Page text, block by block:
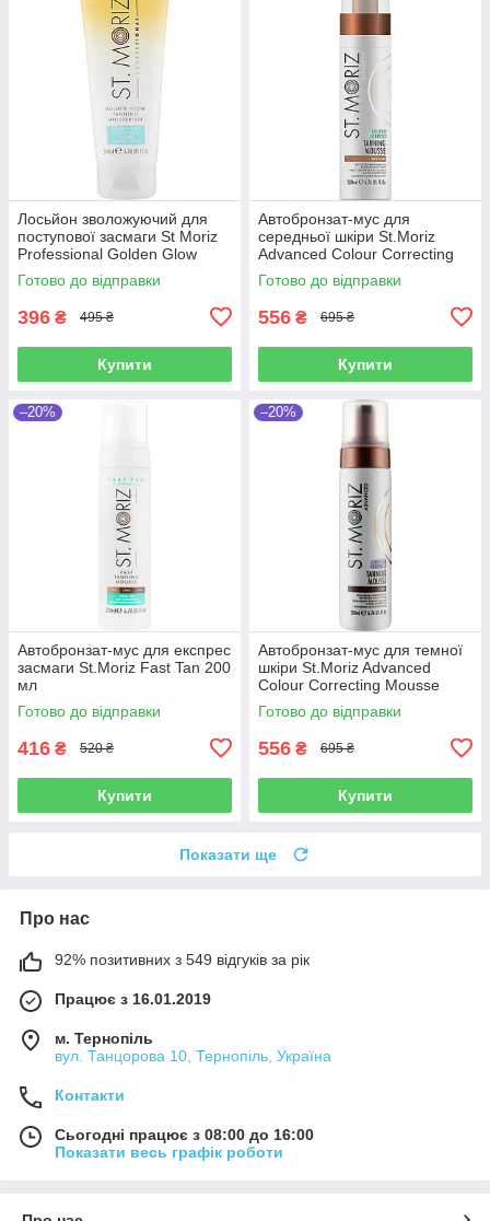
Лосьйон зволожуючий для
поступової засмаги St Moriz
Professional Golden Glow
Tanning Moisturiser 200 мл
Готово до відправки
396 ₴ 495 ₴
Купити
Автобронзат-мус для
середньої шкіри St.Moriz
Advanced Colour Correcting
Mousse Medium 200 мл
Готово до відправки
556 ₴ 695 ₴
Купити
–20%
Автобронзат-мус для експрес
засмаги St.Moriz Fast Tan 200
мл
Готово до відправки
416 ₴ 520 ₴
Купити
–20%
Автобронзат-мус для темної
шкіри St.Moriz Advanced
Colour Correcting Mousse
Dark 200 мл
Готово до відправки
556 ₴ 695 ₴
Купити
Показати ще
Про нас
92% позитивних з 549 відгуків за рік
Працює з 16.01.2019
м. Тернопіль
вул. Танцорова 10, Тернопіль, Україна
Контакти
Сьогодні працює з 08:00 до 16:00
Показати весь графік роботи